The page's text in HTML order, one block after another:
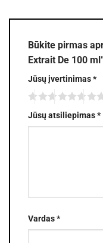
Būkite pirmas
Extrait De 100
Jūsų įvertinimas*
Jūsų atsiliepimas*
Vardas*